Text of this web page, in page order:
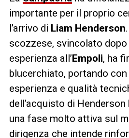
importante per il proprio
l’arrivo di Liam Henderson
scozzese, svincolato dopo
esperienza all’Empoli, ha
blucerchiato, portando
esperienza e qualità
dell’acquisto di
una fase molto attiva sul
dirigenza che intende